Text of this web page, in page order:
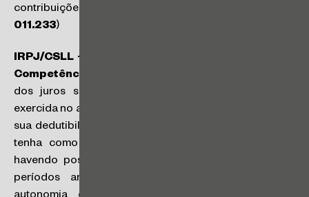
contribuições previdenciárias. (
011.233)
IRPJ/CSLL – Dedutibilidade dos JCP – Regime de
Competência:
dos juros sobre o capital próprio (JCP) deve ser
exercida no ano-calendário de apuração do lucro real e
sua dedutibilidade, para fins fiscais, impõe que cálculo
tenha como base os critérios previstas na lei, não
havendo possibilidade de inclusão dos encargos de
períodos anteriores, por força do princípio da